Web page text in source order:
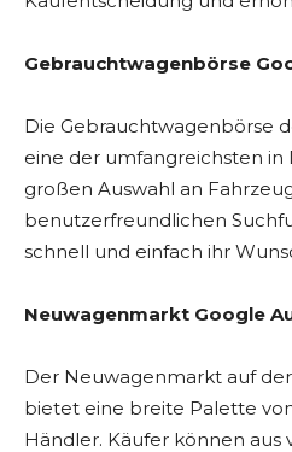
Gebrauchtwagenbörse
Die Gebrauchtwagenbörse
eine der umfangreichsten in
großen Auswahl an
benutzerfreundlichen
schnell und einfach ihr
Neuwagenmarkt Google
Der Neuwagenmarkt auf
bietet eine breite Palette
Händler. Käufer können aus